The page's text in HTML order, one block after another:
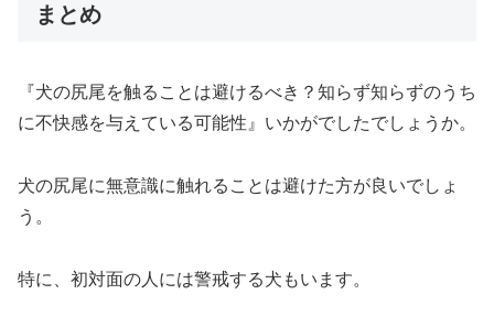
まとめ
『犬の尻尾を触ることは避けるべき？知らず知らずのうち
に不快感を与えている可能性』いかがでしたでしょうか。
犬の尻尾に無意識に触れることは避けた方が良いでしょ
う。
特に、初対面の人には警戒する犬もいます。